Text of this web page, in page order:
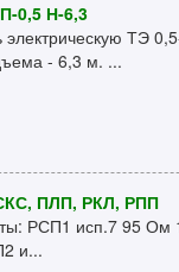
0,5 Н-6,3
ТЭ
- 6,3 м. ...
ПЛП, РКЛ, РПП
РСП1 исп.7 95
и...